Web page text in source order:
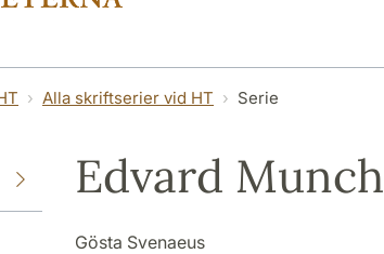
Alla skriftserier vid HT Serie
Edvard Munch
Gösta Svenaeus